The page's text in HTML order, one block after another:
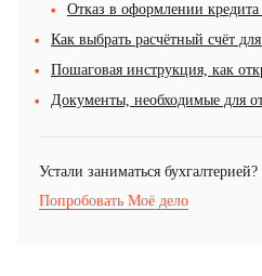
Отказ в оформлении
Как выбрать расчётный счёт
Пошаговая инструкция, как
Документы, необходимые для
Устали заниматься бухгалтерией?
Попробовать Моё дело